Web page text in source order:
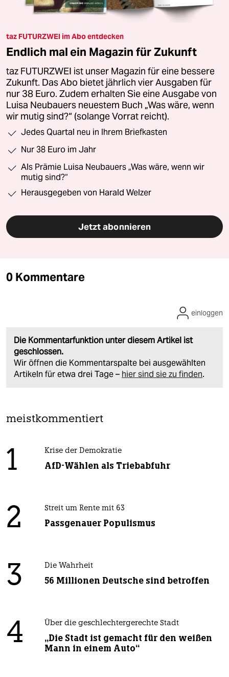
taz FUTURZWEI im Abo entdecken
Endlich mal ein Magazin für Zukunft
taz FUTURZWEI ist unser Magazin für eine bessere
Zukunft. Das Abo bietet jährlich vier Ausgaben für
nur 38 Euro. Zudem erhalten Sie eine Ausgabe von
Luisa Neubauers neuestem Buch „Was wäre, wenn
wir mutig sind?“ (solange Vorrat reicht).
Jedes Quartal neu in Ihrem Briefkasten
Nur 38 Euro im Jahr
Als Prämie Luisa Neubauers „Was wäre, wenn wir
mutig sind?“
Herausgegeben von Harald Welzer
Jetzt abonnieren
0 Kommentare
Die Kommentarfunktion unter diesem Artikel ist
geschlossen.
Wir öffnen die Kommentarspalte bei ausgewählten
Artikeln für etwa drei Tage – hier sind sie zu finden.
einloggen
meistkommentiert
1 Krise der Demokratie
AfD-Wählen als Triebabfuhr
2 Streit um Rente mit 63
Passgenauer Populismus
3 Die Wahrheit
56 Millionen Deutsche sind betroffen
4 Über die geschlechtergerechte Stadt
„Die Stadt ist gemacht für den weißen
Mann in einem Auto“